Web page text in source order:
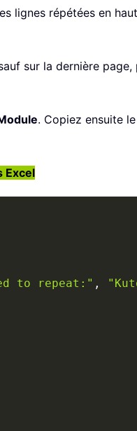
répétées en
sur la dernière
. Copiez ensuite
Excel
to repeat:" ,